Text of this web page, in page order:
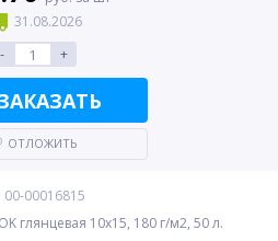
31.08.2026
-
+
ОТЛОЖИТЬ
00-00016815
глянцевая 10x15, 180 г/м2, 50 л.